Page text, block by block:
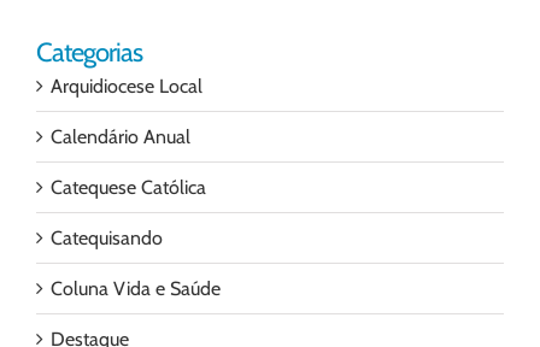
Categorias
Arquidiocese Local
Calendário Anual
Catequese Católica
Catequisando
Coluna Vida e Saúde
Destaque